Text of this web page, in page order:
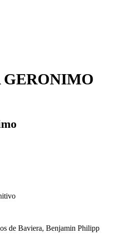
GERONIMO
de Baviera, Benjamin Philipp